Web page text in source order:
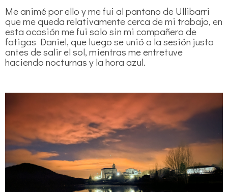
Me animé por ello y me fui al pantano de Ullibarri
que me queda relativamente cerca de mi trabajo, en
esta ocasión me fui solo sin mi compañero de
fatigas Daniel, que luego se unió a la sesión justo
antes de salir el sol, mientras me entretuve
haciendo nocturnas y la hora azul.